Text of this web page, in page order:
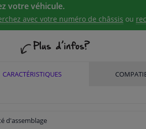
votre véhicule.
avec votre numéro de châssis ou
CARACTÉRISTIQUES
d'assemblage